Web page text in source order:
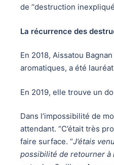
de ‘‘destruction
La récurrence des
En 2018, Aissatou
aromatiques, a été
En 2019, elle trouve un
Dans l’impossibilité de
attendant. “C’était très
faire surface. “J’étais
possibilité de retourner à